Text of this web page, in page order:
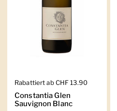
Regulärer Preis
Rabattiert ab CHF 13.90
Constantia Glen
Sauvignon Blanc